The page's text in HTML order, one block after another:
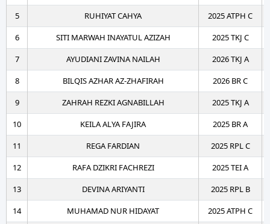
5
RUHIYAT CAHYA
2025 ATPH C
6
SITI MARWAH INAYATUL AZIZAH
2025 TKJ C
7
AYUDIANI ZAVINA NAILAH
2026 TKJ A
8
BILQIS AZHAR AZ-ZHAFIRAH
2026 BR C
9
ZAHRAH REZKI AGNABILLAH
2025 TKJ A
10
KEILA ALYA FAJIRA
2025 BR A
11
REGA FARDIAN
2025 RPL C
12
RAFA DZIKRI FACHREZI
2025 TEI A
13
DEVINA ARIYANTI
2025 RPL B
14
MUHAMAD NUR HIDAYAT
2025 ATPH C